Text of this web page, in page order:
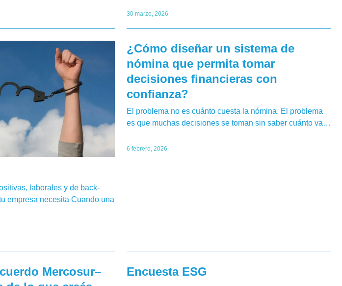
30 marzo, 2026
laborales y de back-
empresa necesita Cuando una
¿Cómo diseñar un sistema de
nómina que permita tomar
decisiones financieras con
confianza?
El problema no es cuánto cuesta la nómina. El problema
es que muchas decisiones se toman sin saber cuánto va…
6 febrero, 2026
Mercosur–
Encuesta ESG